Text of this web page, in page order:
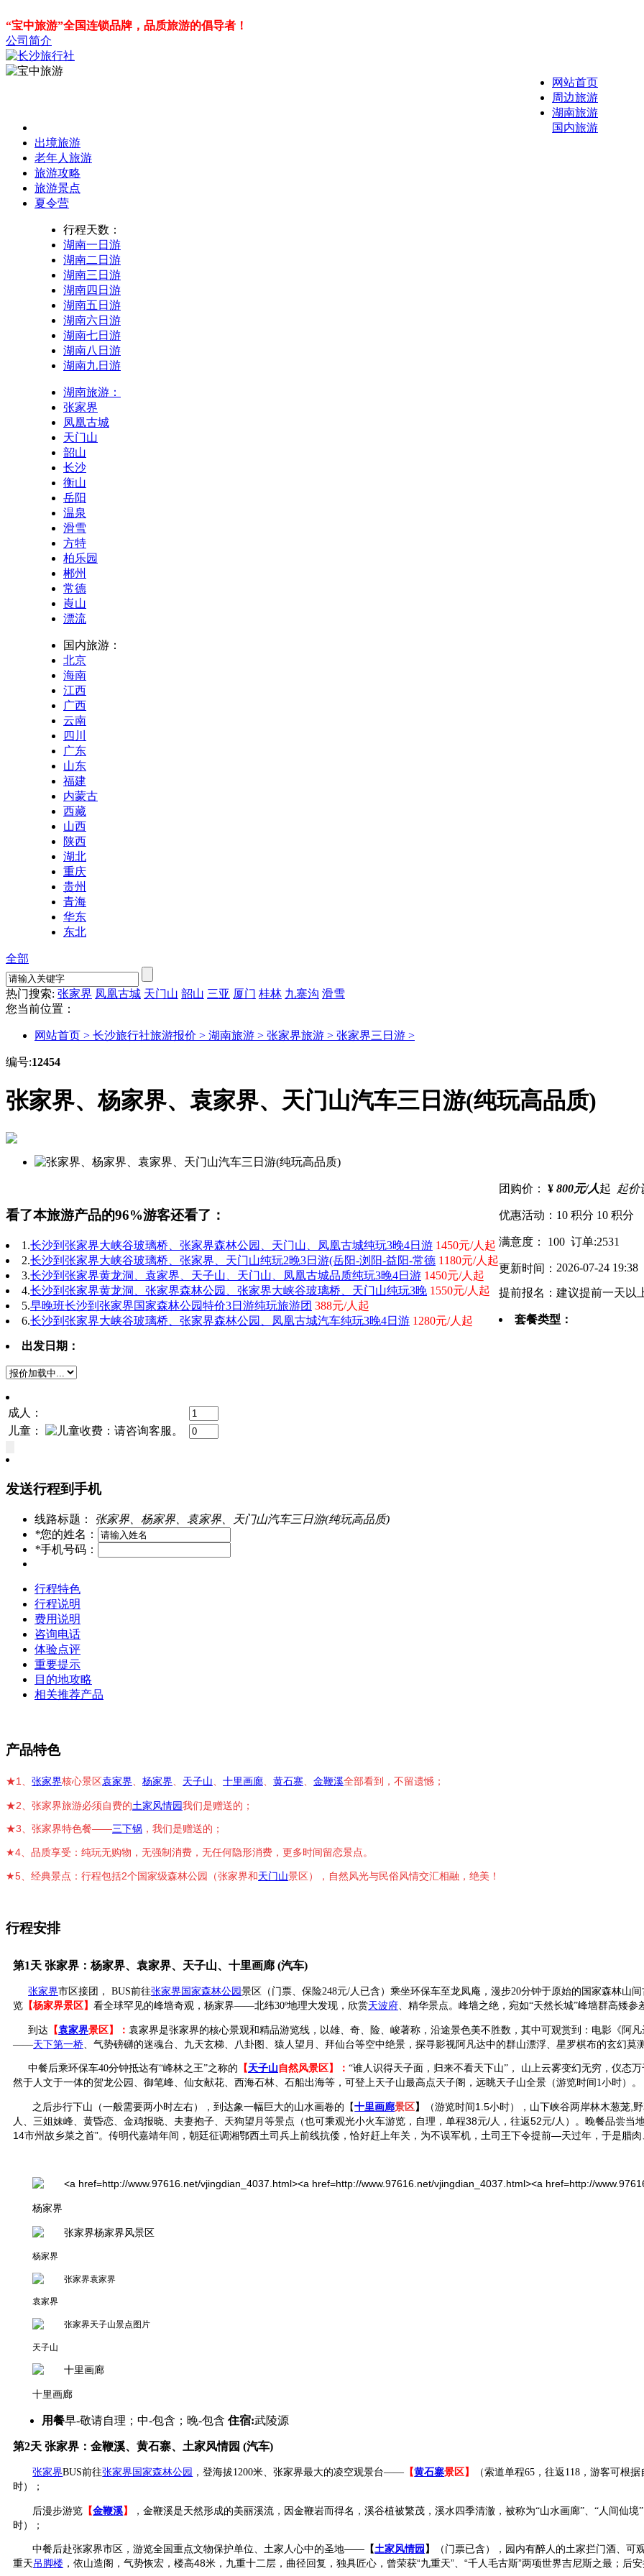
“宝中旅游”全国连锁品牌，品质旅游的倡导者！
公司简介
网站首页
周边旅游
湖南旅游
国内旅游
出境旅游
老年人旅游
旅游攻略
旅游景点
夏令营
行程天数：
湖南一日游
湖南二日游
湖南三日游
湖南四日游
湖南五日游
湖南六日游
湖南七日游
湖南八日游
湖南九日游
湖南旅游：
张家界
凤凰古城
天门山
韶山
长沙
衡山
岳阳
温泉
滑雪
方特
柏乐园
郴州
常德
崀山
漂流
国内旅游：
北京
海南
江西
广西
云南
四川
广东
山东
福建
内蒙古
西藏
山西
陕西
湖北
重庆
贵州
青海
华东
东北
全部
热门搜索: 张家界 凤凰古城 天门山 韶山 三亚 厦门 桂林 九寨沟 滑雪
您当前位置：
网站首页 > 长沙旅行社旅游报价 > 湖南旅游 > 张家界旅游 > 张家界三日游 >
编号:12454
张家界、杨家界、袁家界、天门山汽车三日游(纯玩高品质)
看了本旅游产品的96%游客还看了：
1.长沙到张家界大峡谷玻璃桥、张家界森林公园、天门山、凤凰古城纯玩3晚4日游 1450元/人起
2.长沙到张家界大峡谷玻璃桥、张家界、天门山纯玩2晚3日游(岳阳-浏阳-益阳-常德 1180元/人起
3.长沙到张家界黄龙洞、袁家界、天子山、天门山、凤凰古城品质纯玩3晚4日游 1450元/人起
4.长沙到张家界黄龙洞、张家界森林公园、张家界大峡谷玻璃桥、天门山纯玩3晚 1550元/人起
5.早晚班长沙到张家界国家森林公园特价3日游纯玩旅游团 388元/人起
6.长沙到张家界大峡谷玻璃桥、张家界森林公园、凤凰古城汽车纯玩3晚4日游 1280元/人起
团购价： ¥ 800元/人起 起价
优惠活动： 10 积分 10 积分
满意度： 100 订单:2531
更新时间： 2026-07-24 19:38
提前报名：建议提前一天以
套餐类型：
出发日期：
成人：
儿童：
发送行程到手机
线路标题：
张家界、杨家界、袁家界、天门山汽车三日游(纯玩高品质)
*您的姓名：
*手机号码：
行程特色
行程说明
费用说明
咨询电话
体验点评
重要提示
目的地攻略
相关推荐产品
产品特色
★1、 张家界核心景区袁家界 杨家界 天子山 十里画廊 黄石寨 金鞭溪全部看到，不留遗憾 ；
★2、张家界旅游必须自费的土家风情园我们是赠送的；
★3、 张家界特色餐——三下锅 ，我们是赠送的；
★4、 品质享受：纯玩无购物，无强制消费， 无任何隐形消费 ， 更多时间留恋景点。
★5、 经典景点：行程包括2个国家级森林公园（张家界和天门山景区），自然风光与民俗风情交汇相融，绝美！
行程安排
第1天 张家界：杨家界、袁家界、天子山、十里画廊 (汽车)
张家界市区接团， BUS前往张家界国家森林公园 景区（门票、保险248元/人已含）乘坐环保车至龙凤庵，漫步20分钟于原始的国家森林山
览 【杨家界景区】 看全球罕见的峰墙奇观，杨家界——北纬30º地理大发现，欣赏天波府、精华景点。峰墙之绝，宛如“天然长城”峰墙群高矮参
到达 【袁家界景区】： 袁家界是张家界的核心景观和精品游览线，以雄、奇、险、峻著称，沿途景色美不胜数，其中可观赏到：电影《阿
——天下第一桥 、气势磅礴的迷魂台、九天玄梯、八卦图、猿人望月、拜仙台等空中绝景，探寻影视阿凡达中的群山漂浮、星罗棋布的玄幻莫
中餐后乘环保车40分钟抵达有“峰林之王”之称的 【 天子山 自然风景区】： “谁人识得天子面，归来不看天下山” ，
山上云雾变幻无穷，仪态
然于人文于一体的贺龙公园、御笔峰、仙女献花、西海石林、石船出海等，可登上天子山最高点天子阁，远眺天子山全景（游览时间 1小时）。
之后步行下山（一般需要两小时左右），到达象一幅巨大的山水画卷的【十里画廊景区】 （游览时间 1.5小时），山下峡谷两岸林木葱茏,
人、三姐妹峰、黄昏恋、金鸡报晓、夫妻抱子、天狗望月等景点（也可乘观光小火车游览，自理，单程38元/人，往返52元/人）。晚餐品尝当
14市州故乡菜之首”。传明代嘉靖年间，朝廷征调湘鄂西土司兵上前线抗倭，恰好赶上年关，为不误军机，土司王下令提前—天过年，于是腊
杨家界
杨家界
袁家界
天子山
十里画廊
用餐早-敬请自理；中-包含；晚-包含 住宿:武陵源
第2天 张家界：金鞭溪、黄石寨、土家风情园 (汽车)
张家界BUS前往张家界国家森林公园 ，登海拔1200米、张家界最大的凌空观景台—— 【黄石寨景区】 （索道单程65 ，往返 118 ，游客可根
时）；
后漫步游览 【金鞭溪】
，金鞭溪是天然形成的美丽溪流，因金鞭岩而得名，溪谷植被繁茂，溪水四季清澈，被称为“山水画廊”、“人间仙
时）；
中餐后赴张家界市区，游览全国重点文物保护单位、土家人心中的圣地—— 【土家风情园 】
（门票已含），园内有醉人的土家拦门酒、
重天吊脚楼 ，依山造阁，气势恢宏，楼高48米，九重十二层，曲径回复，独具匠心，曾荣获“九重天”、“千人毛古斯”两项世界吉尼斯之最；后